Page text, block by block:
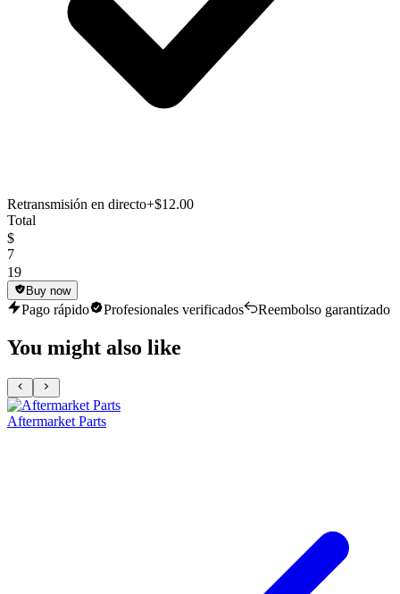
Retransmisión en directo+$12.00
Total
$
7
19
Buy now
Pago rápido Profesionales verificados Reembolso garantizado
You might also like
Aftermarket Parts